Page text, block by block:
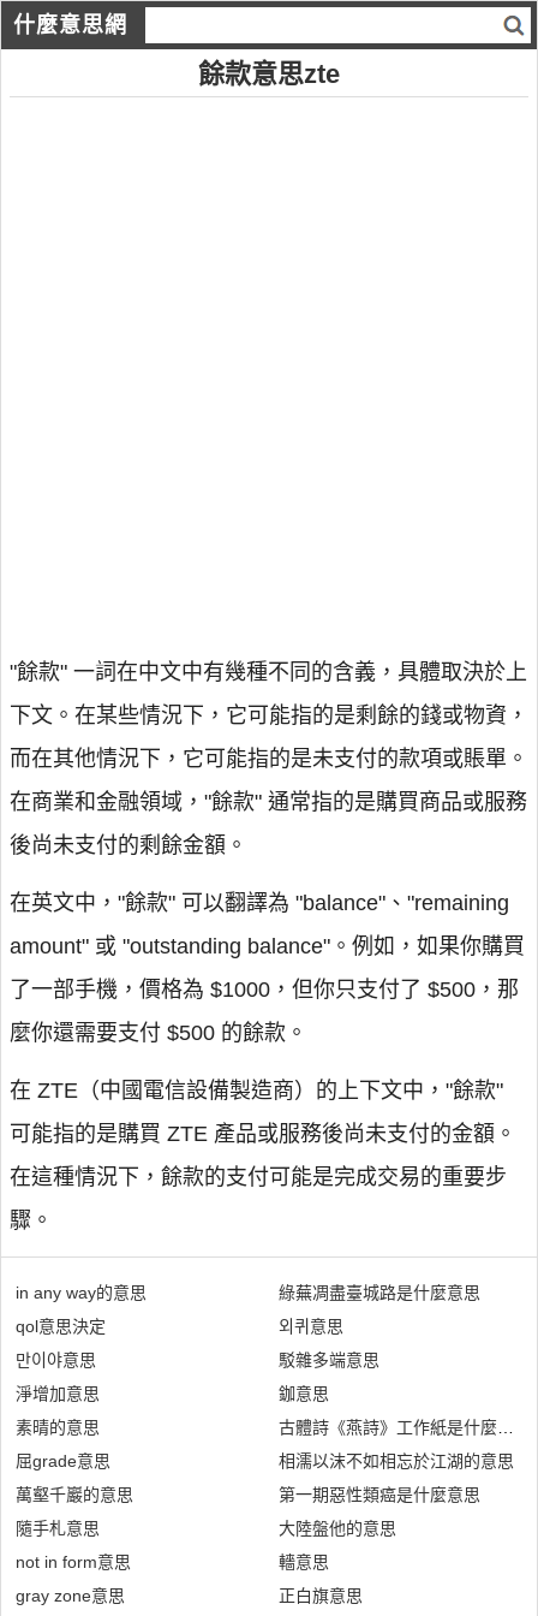
什麼意思網
餘款意思zte
"餘款" 一詞在中文中有幾種不同的含義，具體取決於上
下文。在某些情況下，它可能指的是剩餘的錢或物資，
而在其他情況下，它可能指的是未支付的款項或賬單。
在商業和金融領域，"餘款" 通常指的是購買商品或服務
後尚未支付的剩餘金額。
在英文中，"餘款" 可以翻譯為 "balance"、"remaining
amount" 或 "outstanding balance"。例如，如果你購買
了一部手機，價格為 $1000，但你只支付了 $500，那
麼你還需要支付 $500 的餘款。
在 ZTE（中國電信設備製造商）的上下文中，"餘款"
可能指的是購買 ZTE 產品或服務後尚未支付的金額。
在這種情況下，餘款的支付可能是完成交易的重要步
驟。
in any way的意思
qol意思決定
만이야意思
淨增加意思
素晴的意思
屈grade意思
萬壑千巖的意思
隨手札意思
not in form意思
gray zone意思
綠蕪凋盡臺城路是什麼意思
외퀴意思
駁雜多端意思
鉫意思
古體詩《燕詩》工作紙是什麼意思
相濡以沫不如相忘於江湖的意思
第一期惡性類癌是什麼意思
大陸盤他的意思
轖意思
正白旗意思